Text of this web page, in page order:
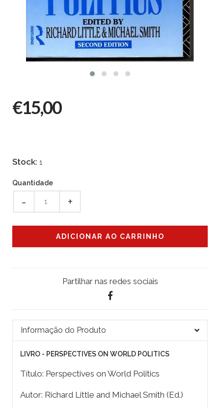
€15,00
Stock: 1
Quantidade
- +
Partilhar nas redes sociais
Informação do Produto
LIVRO - PERSPECTIVES ON WORLD POLITICS
Título: Perspectives on World Politics
Autor: Richard Little and Michael Smith (Ed.)